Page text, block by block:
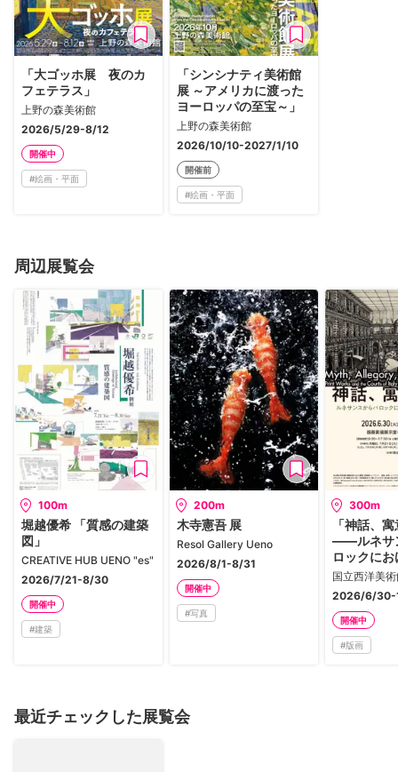
「大ゴッホ展 夜のカ
フェテラス」
上野の森美術館
2026/5/29-8/12
開催中
#絵画・平面
「シンシナティ美術館
展 ～アメリカに渡った
ヨーロッパの至宝～」
上野の森美術館
2026/10/10-2027/1/10
開催前
#絵画・平面
周辺展覧会
100m
堀越優希 「質感の建築
図」
CREATIVE HUB UENO "es"
2026/7/21-8/30
開催中
#建築
200m
木寺憲吾 展
Resol Gallery Ueno
2026/8/1-8/31
開催中
#写真
300m
「神話、
——ルネサ
ロックに
ア宮廷と版
国立西洋美
2026/6/30-
開催中
#版画
最近チェックした展覧会